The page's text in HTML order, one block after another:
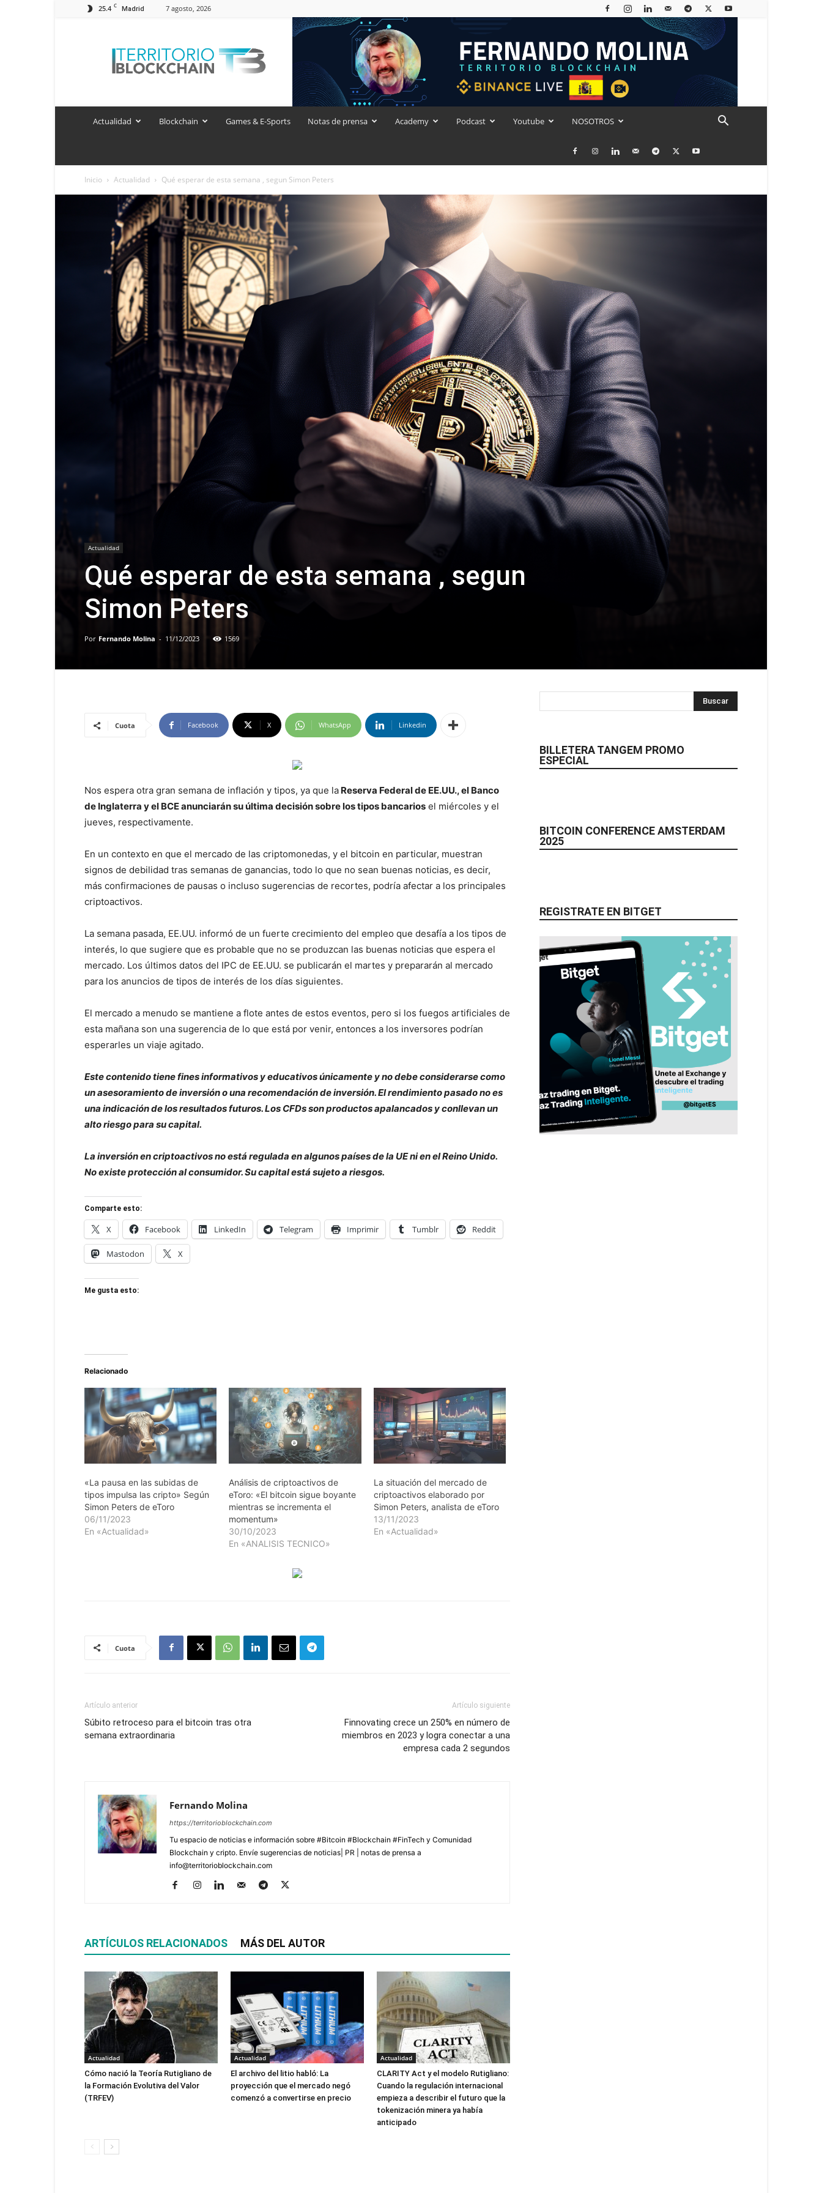
25.4 C Madrid 7 agosto, 2026
Blockchain
Actualidad Blockchain Games & E-Sports Notas de prensa Academy Podcast Youtube NOSOTROS
Inicio Actualidad Qué esperar de esta semana , segun Simon Peters
Actualidad
Qué esperar de esta semana , segun
Simon Peters
Por Fernando Molina - 11/12/2023 1569
Cuota Facebook X WhatsApp Linkedin
Nos espera otra gran semana de inflación y tipos, ya que la Reserva Federal de EE.UU., el Banco
de Inglaterra y el BCE anunciarán su última decisión sobre los tipos bancarios el miércoles y el
jueves, respectivamente.
En un contexto en que el mercado de las criptomonedas, y el bitcoin en particular, muestran
signos de debilidad tras semanas de ganancias, todo lo que no sean buenas noticias, es decir,
más confirmaciones de pausas o incluso sugerencias de recortes, podría afectar a los principales
criptoactivos.
La semana pasada, EE.UU. informó de un fuerte crecimiento del empleo que desafía a los tipos de
interés, lo que sugiere que es probable que no se produzcan las buenas noticias que espera el
mercado. Los últimos datos del IPC de EE.UU. se publicarán el martes y prepararán al mercado
para los anuncios de tipos de interés de los días siguientes.
El mercado a menudo se mantiene a flote antes de estos eventos, pero si los fuegos artificiales de
esta mañana son una sugerencia de lo que está por venir, entonces a los inversores podrían
esperarles un viaje agitado.
Este contenido tiene fines informativos y educativos únicamente y no debe considerarse como
un asesoramiento de inversión o una recomendación de inversión. El rendimiento pasado no es
una indicación de los resultados futuros. Los CFDs son productos apalancados y conllevan un
alto riesgo para su capital.
La inversión en criptoactivos no está regulada en algunos países de la UE ni en el Reino Unido.
No existe protección al consumidor. Su capital está sujeto a riesgos.
Comparte esto:
X Facebook LinkedIn Telegram Imprimir Tumblr Reddit
Mastodon X
Me gusta esto:
Relacionado
«La pausa en las subidas de
tipos impulsa las cripto» Según
Simon Peters de eToro
06/11/2023
En «Actualidad»
Análisis de criptoactivos de
eToro: «El bitcoin sigue boyante
mientras se incrementa el
momentum»
30/10/2023
En «ANALISIS TECNICO»
La situación del mercado de
criptoactivos elaborado por
Simon Peters, analista de eToro
13/11/2023
En «Actualidad»
Cuota
Artículo anterior
Súbito retroceso para el bitcoin tras otra
semana extraordinaria
Artículo siguiente
Finnovating crece un 250% en número de
miembros en 2023 y logra conectar a una
empresa cada 2 segundos
Fernando Molina
https://territorioblockchain.com
Tu espacio de noticias e información sobre #Bitcoin #Blockchain #FinTech y Comunidad
Blockchain y cripto. Envíe sugerencias de noticias| PR | notas de prensa a
info@territorioblockchain.com
ARTÍCULOS RELACIONADOS MÁS DEL AUTOR
Actualidad
Cómo nació la Teoría Rutigliano de
la Formación Evolutiva del Valor
(TRFEV)
Actualidad
El archivo del litio habló: La
proyección que el mercado negó
comenzó a convertirse en precio
Actualidad
CLARITY Act y el modelo Rutigliano:
Cuando la regulación internacional
empieza a describir el futuro que la
tokenización minera ya había
anticipado
BILLETERA TANGEM PROMO
ESPECIAL
BITCOIN CONFERENCE AMSTERDAM
2025
REGISTRATE EN BITGET